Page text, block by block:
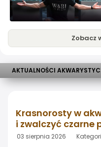
Zobacz
AKTUALNOŚCI
Krasnorosty w
i zwalczyć czarne
03 sierpnia 2026